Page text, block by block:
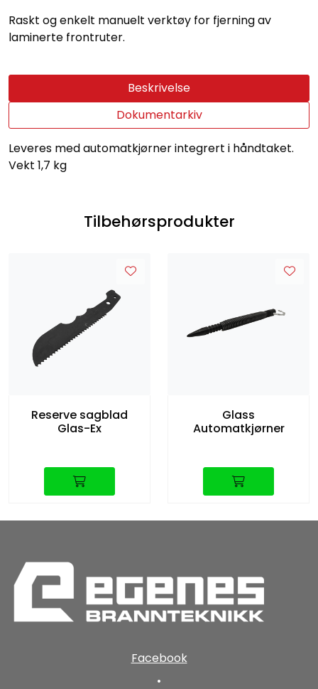
Raskt og enkelt manuelt verktøy for fjerning av
laminerte frontruter.
Beskrivelse
Dokumentarkiv
Leveres med automatkjørner integrert i håndtaket.
Vekt 1,7 kg
Tilbehørsprodukter
Reserve sagblad
Glas-Ex
Glass
Automatkjørner
Facebook
•